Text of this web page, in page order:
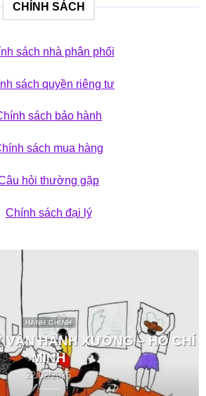
CHÍNH SÁCH
sách nhà phân phối
sách quyền riêng tư
sách bảo hành
sách mua hàng
hỏi thường gặp
Chính sách đại lý
HÀNH CHÍNH
VẬN HÀNH XƯỞNG – HỒ CHÍ
MINH
22/02/2026